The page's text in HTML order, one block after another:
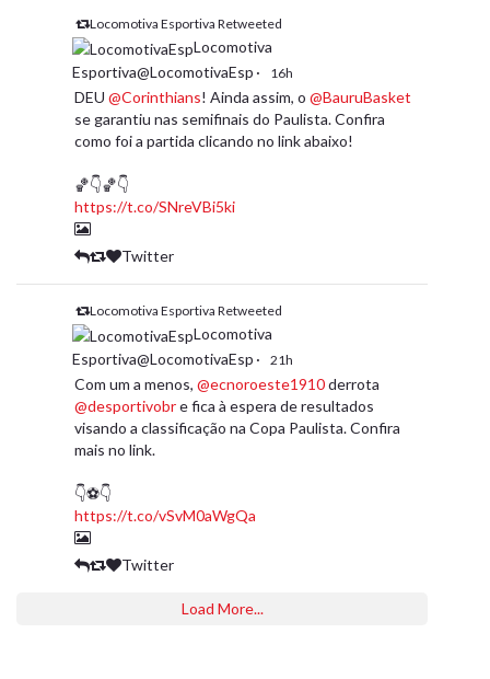
Locomotiva Esportiva Retweeted
Locomotiva
Esportiva@LocomotivaEsp · 16h
DEU @Corinthians! Ainda assim, o @BauruBasket
se garantiu nas semifinais do Paulista. Confira
como foi a partida clicando no link abaixo!
🏀👇🏀👇
https://t.co/SNreVBi5ki
Twitter
Locomotiva Esportiva Retweeted
Locomotiva
Esportiva@LocomotivaEsp · 21h
Com um a menos, @ecnoroeste1910derrota
@desportivobre fica à espera de resultados
visando a classificação na Copa Paulista. Confira
mais no link.
👇⚽️👇
https://t.co/vSvM0aWgQa
Twitter
Load More...